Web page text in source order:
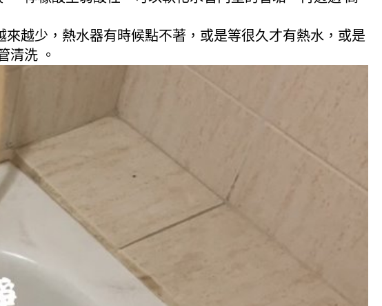
越少，熱水器有時候點不著，或是等很久才有熱水，或是
清洗 。